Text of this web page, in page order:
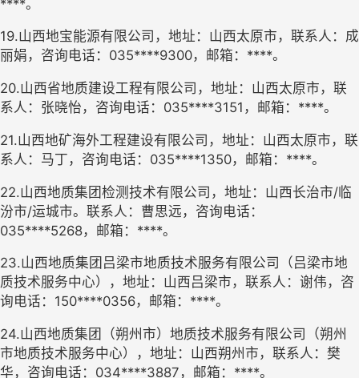
****。
19.山西地宝能源有限公司，地址：山西太原市，联系人：成
丽娟，咨询电话：035****9300，邮箱：****。
20.山西省地质建设工程有限公司，地址：山西太原市，联
系人：张晓怡，咨询电话：035****3151，邮箱：****。
21.山西地矿海外工程建设有限公司，地址：山西太原市，联
系人：马丁，咨询电话：035****1350，邮箱：****。
22.山西地质集团检测技术有限公司，地址：山西长治市/临
汾市/运城市。联系人：曹思远，咨询电话：
035****5268，邮箱：****。
23.山西地质集团吕梁市地质技术服务有限公司（吕梁市地
质技术服务中心），地址：山西吕梁市，联系人：谢伟，咨
询电话：150****0356，邮箱：****。
24.山西地质集团（朔州市）地质技术服务有限公司（朔州
市地质技术服务中心），地址：山西朔州市，联系人：樊
华，咨询电话：034****3887，邮箱：****。